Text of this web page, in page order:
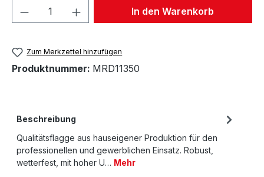
Produkt Anzahl: Gib denIn den Warenkorb
Zum Merkzettel hinzufügen
Produktnummer: MRD11350
Beschreibung
Qualitätsflagge aus hauseigener Produktion für den
professionellen und gewerblichen Einsatz. Robust,
wetterfest, mit hoher U… Mehr